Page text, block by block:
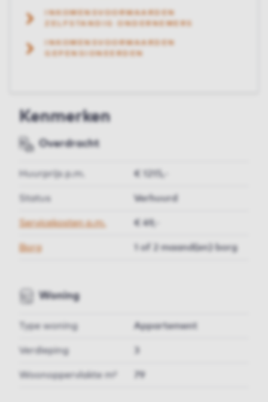
INKOMENSVOORWAARDEN
ZELFSTANDIG ONDERNEMERS
INKOMENSVOORWAARDEN
GEPENSIONEERDEN
Kenmerken
Overdracht
Huurprijs p.m. € 1215,-
Status Verhuurd
Servicekosten p.m. € 49,-
Borg 1 of 2 maand(en) borg
Woning
Type woning Appartement
Verdieping
Woonoppervlakte m² 79